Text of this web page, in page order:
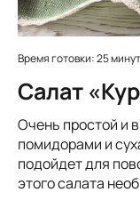
Время готовки: 25 минут
Салат
Очень простой и
помидорами и
подойдет для
этого салата